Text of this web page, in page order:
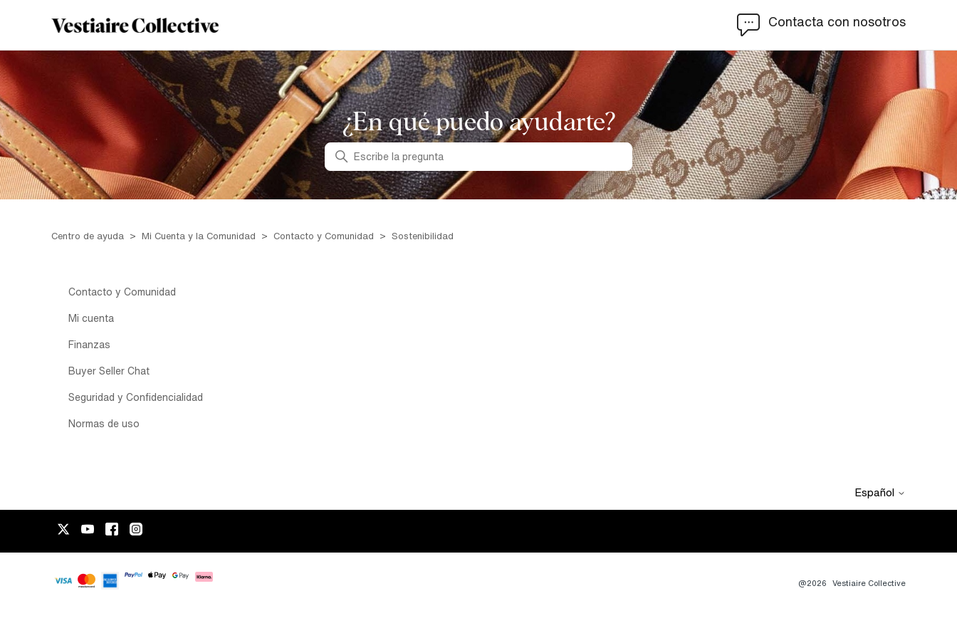
Contacta con nosotros
¿En qué puedo ayudarte?
Búsqueda
Centro de ayuda Mi Cuenta y la Comunidad Contacto y Comunidad Sostenibilidad
Contacto y Comunidad
Mi cuenta
Finanzas
Buyer Seller Chat
Seguridad y Confidencialidad
Normas de uso
Español
@2026 Vestiaire Collective